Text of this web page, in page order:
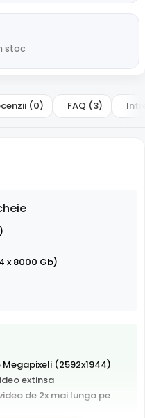
stoc
(0) FAQ (3)
x 8000 Gb)
(2592x1944)
extinsa
de 2x mai lunga pe